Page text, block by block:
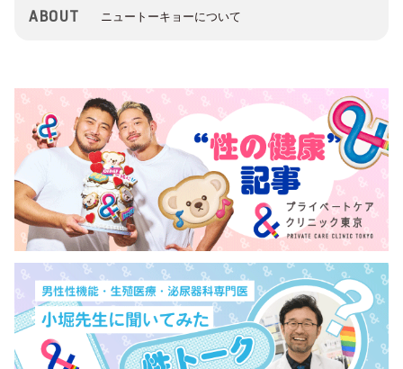
ABOUT ニュートーキョーについて